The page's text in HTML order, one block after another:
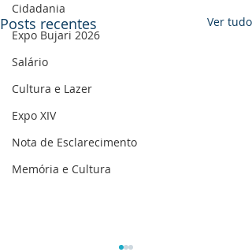
Cidadania
Expo Bujari 2026
Salário
Cultura e Lazer
Expo XIV
Nota de Esclarecimento
Memória e Cultura
Posts recentes Ver tudo